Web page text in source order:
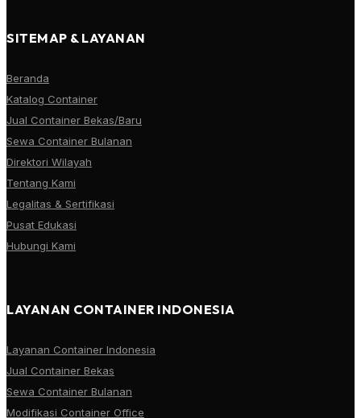
SITEMAP & LAYANAN
Beranda
Katalog Container
Jual Container Bekas/Baru
Sewa Container Bulanan
Direktori Wilayah
Tentang Kami
Legalitas & Sertifikasi
Pusat Edukasi
Hubungi Kami
LAYANAN CONTAINER INDONESIA
Layanan Container Indonesia
Jual Container Bekas
Sewa Container Bulanan
Modifikasi Container Office